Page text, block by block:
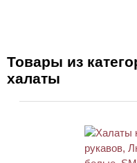
Товары из
халаты